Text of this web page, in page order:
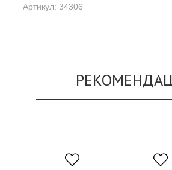
Артикул: 34306